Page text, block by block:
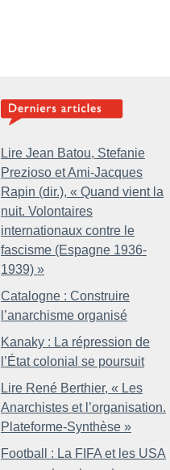
Lire Jean Batou, Stefanie
Prezioso et Ami-Jacques
Rapin (dir.), « Quand vient la
nuit. Volontaires
internationaux contre le
fascisme (Espagne 1936-
1939) »
Catalogne : Construire
l’anarchisme organisé
Kanaky : La répression de
l’État colonial se poursuit
Lire René Berthier, « Les
Anarchistes et l’organisation.
Plateforme-Synthèse »
Football : La FIFA et les USA